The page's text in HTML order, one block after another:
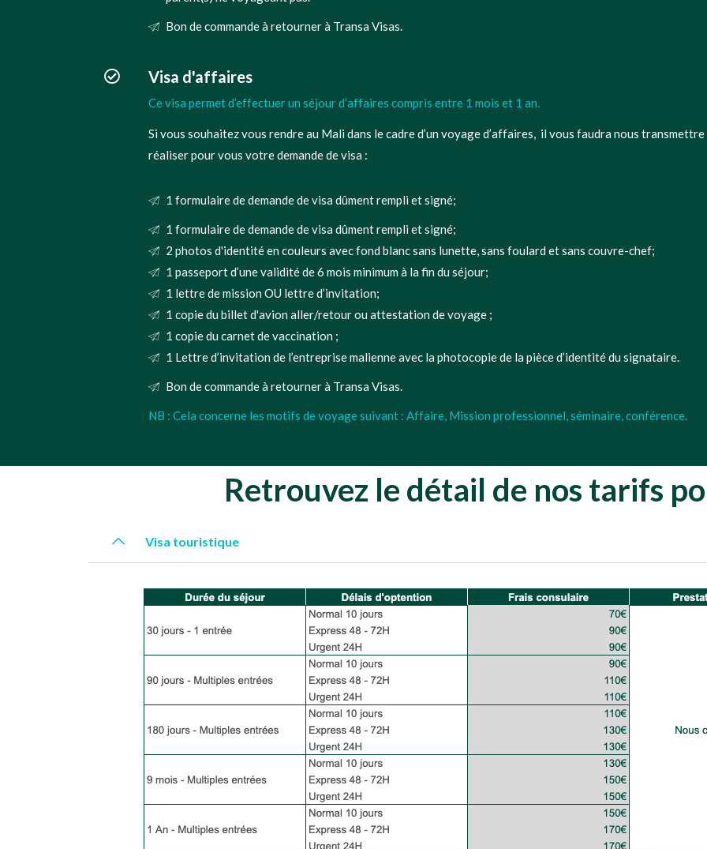
Bon de commande à retourner à Transa Visas.
Visa d'affaires
Ce visa permet d’effectuer un séjour d’affaires compris entre 1 mois et 1 an.
Si vous souhaitez vous rendre au Mali dans le cadre d’un voyage d’affaires, il vous faudra nous
réaliser pour vous votre demande de visa :
1 formulaire de demande de visa dûment rempli et signé;
1 formulaire de demande de visa dûment rempli et signé;
2 photos d'identité en couleurs avec fond blanc sans lunette, sans foulard et sans couvre-chef;
1 passeport d’une validité de 6 mois minimum à la fin du séjour;
1 lettre de mission OU lettre d’invitation;
1 copie du billet d'avion aller/retour ou attestation de voyage ;
1 copie du carnet de vaccination ;
1 Lettre d’invitation de l’entreprise malienne avec la photocopie de la pièce d’identité du signataire.
Bon de commande à retourner à Transa Visas.
NB : Cela concerne les motifs de voyage suivant : Affaire, Mission professionnel, séminaire, conférence.
Retrouvez le détail de nos tarifs
Visa touristique